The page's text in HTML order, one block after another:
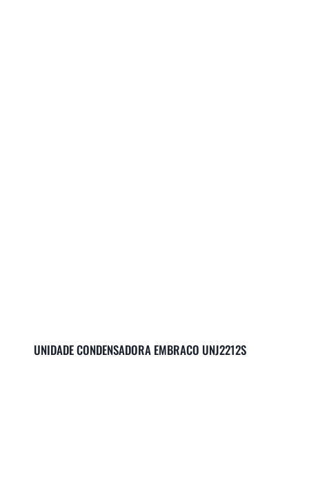
UNIDADE CONDENSADORA EMBRACO UNJ2212S